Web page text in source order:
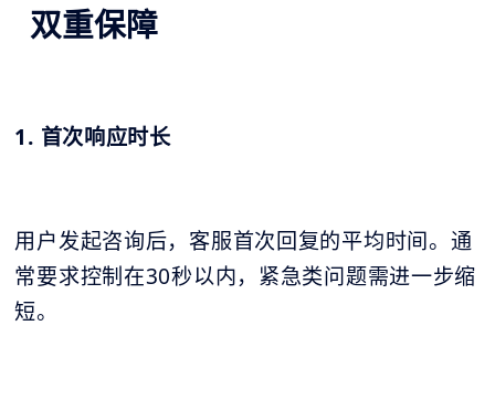
双重保障
1. 首次响应时长
用户发起咨询后，客服首次回复的平均时间。通
常要求控制在30秒以内，紧急类问题需进一步缩
短。